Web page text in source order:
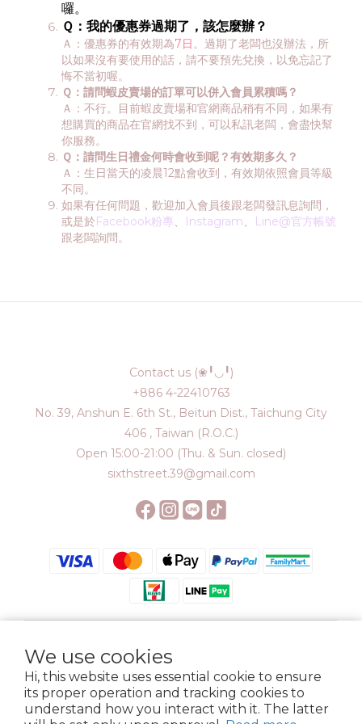
We use cookies
Hi, this website uses essential cookie to ensure
its proper operation and tracking cookies to
understand how you interact with it. The latter
囉。
Ｑ：我的優惠券過期了，該怎麼辦？
Ａ：優惠券的有效期為7日。過期了老闆也沒辦法，所
以如果沒有要使用的話，請不要預先兌換，以免忘記了
悔不當初喔。
Ｑ：請問蝦皮賣場的訂單可以併入會員累積嗎？
Ａ：不行。目前蝦皮賣場和官網商品稍有不同，如果有
想購買的商品在官網找不到，可以私訊老闆，會盡快幫
你服務。
Ｑ：請問生日禮金何時會收到呢？有效期多久？
Ａ：生日當天的凌晨12點會收到，有效期依照會員等級
不同。
如果有任何問題，歡迎加入會員後跟老闆發訊息詢問，
或是於 Facebook粉專、 Instagram、
Line@官方帳號
跟老闆詢問。
Contact us (❀╹◡╹)
+886 4-22410763
No. 39, Anshun E. 6th St., Beitun Dist., Taichung City
406 , Taiwan (R.O.C.)
Open 15:00-21:00 (Thu. & Sun. closed)
sixthstreet.39@gmail.com
$ TWD